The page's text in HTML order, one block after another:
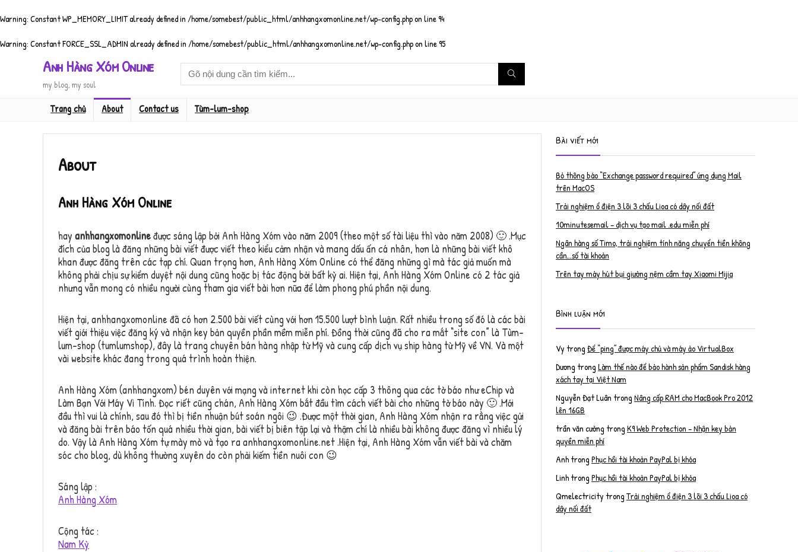
Warning: Constant WP_MEMORY_LIMIT already defined in/home/somebest/public_html/anhhangxomonline.net/wp-config.phpon line94
Warning: Constant FORCE_SSL_ADMIN already defined in/home/somebest/public_html/anhhangxomonline.net/wp-config.phpon line95
Anh Hàng Xóm Online
my blog, my soul
Trang chủ About Contact us Tùm-lum-shop
About
Anh Hàng Xóm Online
hay anhhangxomonlineđược sáng lập bởi Anh Hàng Xóm vào năm 2009 (theo một số tài liệu thì vào năm 2008) 🙂 .Mục
đích của blog là đăng những bài viết được viết theo kiểu cảm nhận và mang dấu ấn cá nhân, hơn là những bài viết khô
khan được đăng trên các tạp chí. Quan trọng hơn, Anh Hàng Xóm Online có thể đăng những gì mà tác giả muốn mà
không phải chịu sự kiểm duyệt nội dung cũng hoặc bị tác động bởi bất kỳ ai. Hiện tại, Anh Hàng Xóm Online có 2 tác giả
nhưng vẫn mong có nhiều người cùng tham gia viết bài hơn nữa để làm phong phú phần nội dung.
Hiện tại, anhhangxomonline đã có hơn 2.500 bài viết cùng với hơn 15.500 lượt bình luận. Rất nhiều trong số đó là các bài
viết giới thiệu việc đăng ký và nhận key bản quyền phần mềm miễn phí. Đồng thời cũng đã cho ra mắt “site con” là Tùm-
lum-shop (tumlumshop), đây là trang chuyên bán hàng nhập từ Mỹ và cung cấp dịch vụ ship hàng từ Mỹ về VN. Và một
vài website khác đang trong quá trình hoàn thiện.
Anh Hàng Xóm (anhhangxom) bén duyên với mạng và internet khi còn học cấp 3 thông qua các tờ báo như eChip và
Làm Bạn Với Máy Vi Tính. Đọc riết cũng chán, Anh Hàng Xóm bắt đầu tìm cách viết bài cho những tờ báo này 🙂 .Mới
đầu thì vui là chính, sau đó thì bị tiền nhuận bút soán ngôi 😉 .Được một thời gian, Anh Hàng Xóm nhận ra rằng việc gửi
và đăng bài trên báo tốn quá nhiều thời gian, bài viết bị biên tập lại và thậm chí là nhiều bài không được đăng vì nhiều lý
do. Vậy là Anh Hàng Xóm tự mày mò và tạo ra anhhangxomonline.net .Hiện tại, Anh Hàng Xóm vẫn viết bài và chăm
sóc cho blog, dù không thường xuyên do còn phải kiếm tiền nuôi con 😉
Sáng lập :
Anh Hàng Xóm
Cộng tác :
Nam Kỳ
Bài viết mới
Bỏ thông báo “Exchange password required” ứng dụng Mail
trên MacOS
Trải nghiệm ổ điện 3 lõi 3 chấu Lioa có dây nối đất
10minutesemail – dịch vụ tạo mail .edu miễn phí
Ngân hàng số Timo, trải nghiệm tính năng chuyển tiền không
cần…số tài khoản
Trên tay máy hút bụi giường nệm cầm tay Xiaomi Mijia
Bình luận mới
Vy trongĐể “ping” được máy chủ và máy ảo VirtualBox
Dương trongLàm thế nào để bảo hành sản phẩm Sandisk hàng
xách tay tại Việt Nam
Nguyễn Đạt Luân trongNâng cấp RAM cho MacBook Pro 2012
lên 16GB
trần văn cường trongK9 Web Protection – Nhận key bản
quyền miễn phí
AnhtrongPhục hồi tài khoản PayPal bị khóa
LinhtrongPhục hồi tài khoản PayPal bị khóa
Qmelectricity trongTrải nghiệm ổ điện 3 lõi 3 chấu Lioa có
dây nối đất